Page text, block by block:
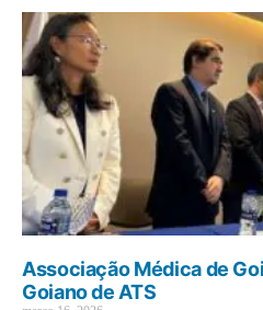
Associação Médica de
Goiano de ATS